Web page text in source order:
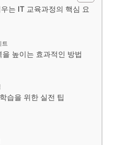
는 IT 교육과정의 핵심 요
트
높이는 효과적인 방법
습을 위한 실전 팁